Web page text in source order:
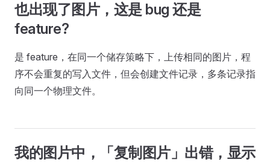
也出现了图片，这是 bug 还是
feature?
是 feature，在同一个储存策略下，上传相同的图片，程
序不会重复的写入文件，但会创建文件记录，多条记录指
向同一个物理文件。
我的图片中，「复制图片」出错，显示